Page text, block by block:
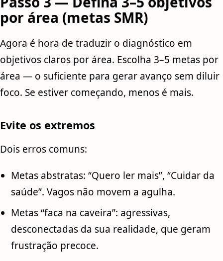
por área (metas SMR)
Agora é hora de traduzir o diagnóstico em
objetivos claros por área. Escolha 3–5 metas por
área — o suficiente para gerar avanço sem diluir
foco. Se estiver começando, menos é mais.
Evite os extremos
Dois erros comuns:
Metas abstratas: “Quero ler mais”, “Cuidar da
saúde”. Vagos não movem a agulha.
Metas “faca na caveira”: agressivas,
desconectadas da sua realidade, que geram
frustração precoce.